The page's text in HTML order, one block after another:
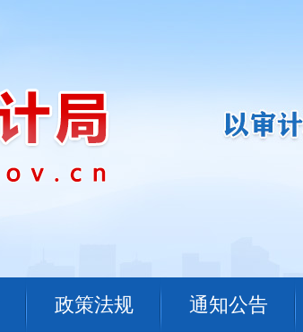
政策法规 通知公告